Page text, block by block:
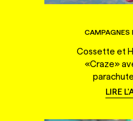
CAMPAGNES
Cossette et
«Craze»
LIRE